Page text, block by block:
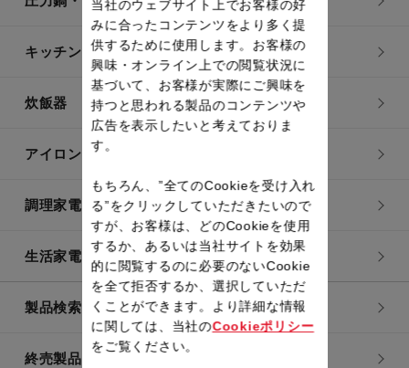
キッチン用品
炊飯器
アイロン・衣類スチーマー
調理家電
生活家電
製品検索一覧
終売製品一覧
当社のウェブサイト上でお客様の好
みに合ったコンテンツをより多く提
供するために使用します。お客様の
興味・オンライン上での閲覧状況に
基づいて、お客様が実際にご興味を
持つと思われる製品のコンテンツや
広告を表示したいと考えておりま
す。
もちろん、”全てのCookieを受け入れ
る”をクリックしていただきたいので
すが、お客様は、どのCookieを使用
するか、あるいは当社サイトを効果
的に閲覧するのに必要のないCookie
を全て拒否するか、選択していただ
くことができます。より詳細な情報
に関しては、当社のCookieポリシー
をご覧ください。